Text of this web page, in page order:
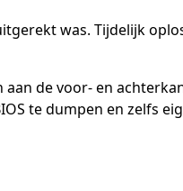
was. Tijdelijk
de voor- en
te dumpen en zelfs